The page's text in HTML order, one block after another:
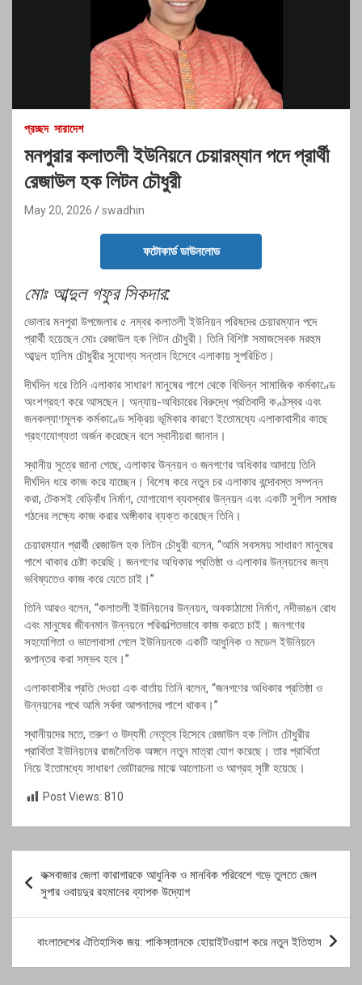
প্রচ্ছদ সারাদেশ
মনপুরার কলাতলী ইউনিয়নে চেয়ারম্যান পদে প্রার্থী
রেজাউল হক লিটন চৌধুরী
May 20, 2026 swadhin
ফটোকার্ড ডাউনলোড
মোঃ আব্দুল গফুর সিকদার:
ভোলার মনপুরা উপজেলার ৫ নম্বর কলাতলী ইউনিয়ন পরিষদের চেয়ারম্যান পদে
প্রার্থী হয়েছেন মোঃ রেজাউল হক লিটন চৌধুরী। তিনি বিশিষ্ট সমাজসেবক মরহুম
আব্দুল হালিম চৌধুরীর সুযোগ্য সন্তান হিসেবে এলাকায় সুপরিচিত।
দীর্ঘদিন ধরে তিনি এলাকার সাধারণ মানুষের পাশে থেকে বিভিন্ন সামাজিক কর্মকাণ্ডে
অংশগ্রহণ করে আসছেন। অন্যায়-অবিচারের বিরুদ্ধে প্রতিবাদী কণ্ঠস্বর এবং
জনকল্যাণমূলক কর্মকাণ্ডে সক্রিয় ভূমিকার কারণে ইতোমধ্যে এলাকাবাসীর কাছে
গ্রহণযোগ্যতা অর্জন করেছেন বলে স্থানীয়রা জানান।
স্থানীয় সূত্রে জানা গেছে, এলাকার উন্নয়ন ও জনগণের অধিকার আদায়ে তিনি
দীর্ঘদিন ধরে কাজ করে যাচ্ছেন। বিশেষ করে নতুন চর এলাকার বন্দোবস্ত সম্পন্ন
করা, টেকসই বেড়িবাঁধ নির্মাণ, যোগাযোগ ব্যবস্থার উন্নয়ন এবং একটি সুশীল সমাজ
গঠনের লক্ষ্যে কাজ করার অঙ্গীকার ব্যক্ত করেছেন তিনি।
চেয়ারম্যান প্রার্থী রেজাউল হক লিটন চৌধুরী বলেন, “আমি সবসময় সাধারণ মানুষের
পাশে থাকার চেষ্টা করেছি। জনগণের অধিকার প্রতিষ্ঠা ও এলাকার উন্নয়নের জন্য
ভবিষ্যতেও কাজ করে যেতে চাই।”
তিনি আরও বলেন, “কলাতলী ইউনিয়নের উন্নয়ন, অবকাঠামো নির্মাণ, নদীভাঙন রোধ
এবং মানুষের জীবনমান উন্নয়নে পরিকল্পিতভাবে কাজ করতে চাই। জনগণের
সহযোগিতা ও ভালোবাসা পেলে ইউনিয়নকে একটি আধুনিক ও মডেল ইউনিয়নে
রূপান্তর করা সম্ভব হবে।”
এলাকাবাসীর প্রতি দেওয়া এক বার্তায় তিনি বলেন, “জনগণের অধিকার প্রতিষ্ঠা ও
উন্নয়নের পথে আমি সর্বদা আপনাদের পাশে থাকব।”
স্থানীয়দের মতে, তরুণ ও উদ্যমী নেতৃত্ব হিসেবে রেজাউল হক লিটন চৌধুরীর
প্রার্থিতা ইউনিয়নের রাজনৈতিক অঙ্গনে নতুন মাত্রা যোগ করেছে। তার প্রার্থিতা
নিয়ে ইতোমধ্যে সাধারণ ভোটারদের মাঝে আলোচনা ও আগ্রহ সৃষ্টি হয়েছে।
Post Views: 810
navigation
কক্সবাজার জেলা কারাগারকে আধুনিক ও মানবিক পরিবেশে গড়ে তুলতে জেল
সুপার ওবায়দুর রহমানের ব্যাপক উদ্যোগ
বাংলাদেশের ঐতিহাসিক জয়: পাকিস্তানকে হোয়াইটওয়াশ করে নতুন ইতিহাস